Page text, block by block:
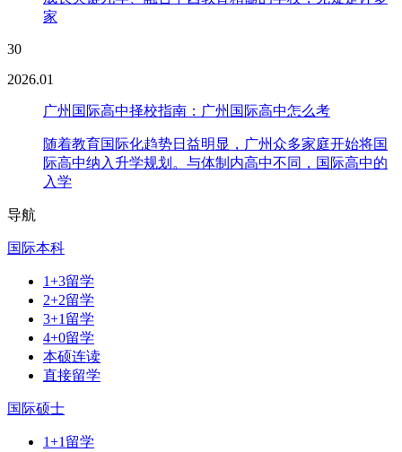
家
30
2026.01
广州国际高中择校指南：广州国际高中怎么考
随着教育国际化趋势日益明显，广州众多家庭开始将国
际高中纳入升学规划。与体制内高中不同，国际高中的
入学
导航
国际本科
1+3留学
2+2留学
3+1留学
4+0留学
本硕连读
直接留学
国际硕士
1+1留学